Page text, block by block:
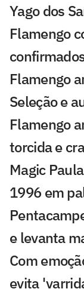
Yago dos
Flamengo
Flamengo
Seleção e
Flamengo
torcida e
Magic
1996 em
e levanta
Com
evita